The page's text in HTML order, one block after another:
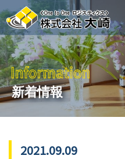
新着情報
2021.09.09